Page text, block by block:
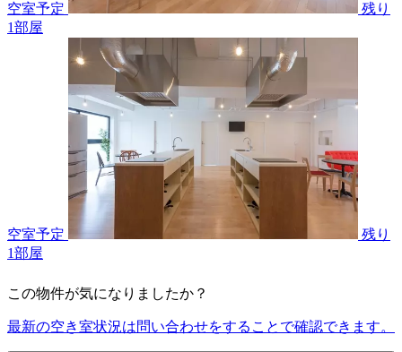
空室予定
残り
1部屋
空室予定
残り
1部屋
この物件が気になりましたか？
最新の空き室状況は問い合わせをすることで確認できます。